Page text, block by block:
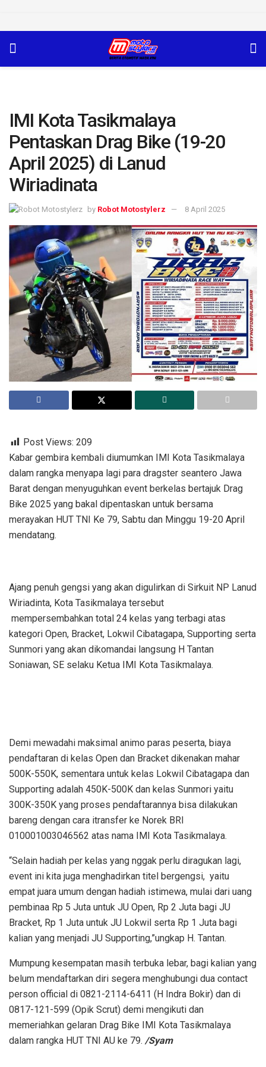
IMI Kota Tasikmalaya
Pentaskan Drag Bike (19-20
April 2025) di Lanud
Wiriadinata
by Robot Motostylerz 8 April 2025
Post Views: 209
Kabar gembira kembali diumumkan IMI Kota Tasikmalaya
dalam rangka menyapa lagi para dragster seantero Jawa
Barat dengan menyuguhkan event berkelas bertajuk Drag
Bike 2025 yang bakal dipentaskan untuk bersama
merayakan HUT TNI Ke 79, Sabtu dan Minggu 19-20 April
mendatang.
Ajang penuh gengsi yang akan digulirkan di Sirkuit NP Lanud
Wiriadinta, Kota Tasikmalaya tersebut
mempersembahkan total 24 kelas yang terbagi atas
kategori Open, Bracket, Lokwil Cibatagapa, Supporting serta
Sunmori yang akan dikomandai langsung H Tantan
Soniawan, SE selaku Ketua IMI Kota Tasikmalaya.
Demi mewadahi maksimal animo paras peserta, biaya
pendaftaran di kelas Open dan Bracket dikenakan mahar
500K-550K, sementara untuk kelas Lokwil Cibatagapa dan
Supporting adalah 450K-500K dan kelas Sunmori yaitu
300K-350K yang proses pendaftarannya bisa dilakukan
bareng dengan cara itransfer ke Norek BRI
010001003046562 atas nama IMI Kota Tasikmalaya.
“Selain hadiah per kelas yang nggak perlu diragukan lagi,
event ini kita juga menghadirkan titel bergengsi, yaitu
empat juara umum dengan hadiah istimewa, mulai dari uang
pembinaa Rp 5 Juta untuk JU Open, Rp 2 Juta bagi JU
Bracket, Rp 1 Juta untuk JU Lokwil serta Rp 1 Juta bagi
kalian yang menjadi JU Supporting,”ungkap H. Tantan.
Mumpung kesempatan masih terbuka lebar, bagi kalian yang
belum mendaftarkan diri segera menghubungi dua contact
person official di 0821-2114-6411 (H Indra Bokir) dan di
0817-121-599 (Opik Scrut) demi mengikuti dan
memeriahkan gelaran Drag Bike IMI Kota Tasikmalaya
dalam rangka HUT TNI AU ke 79. /Syam